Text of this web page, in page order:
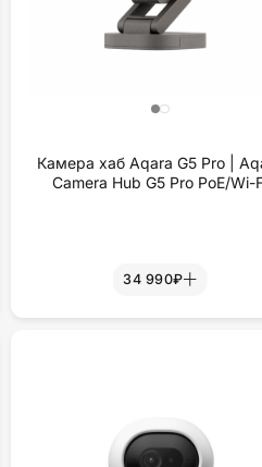
Камера хаб Aqara G5 Pro |
Camera Hub G5 Pro PoE/Wi-
34 990₽